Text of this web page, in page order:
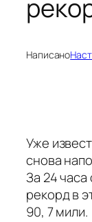
Написано
Уже
снова
За 24
рекорд в
90, 7 мили.